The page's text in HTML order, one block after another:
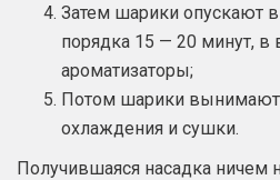
Затем шарики опускают
порядка 15 — 20 минут,
ароматизаторы;
Потом шарики
охлаждения и сушки.
Получившаяся насадка